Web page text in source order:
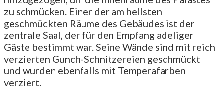
zu schmücken. Einer der am hellsten
geschmückten Räume des Gebäudes ist der
zentrale Saal, der für den Empfang adeliger
Gäste bestimmt war. Seine Wände sind mit reich
verzierten Gunch-Schnitzereien geschmückt
und wurden ebenfalls mit Temperafarben
verziert.